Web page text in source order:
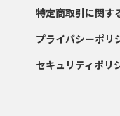
特定商取引に関す
プライバシーポリ
セキュリティポリ